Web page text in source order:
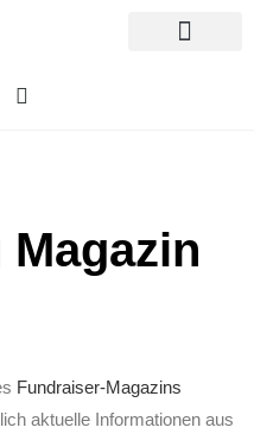
Fundraiser-Magazins
aktuelle Informationen aus